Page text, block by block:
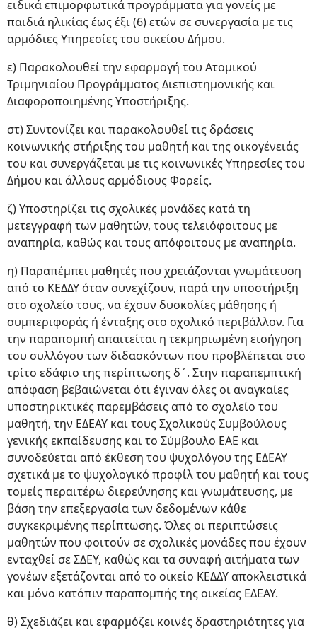
ειδικά επιμορφωτικά προγράμματα για γονείς με
παιδιά ηλικίας έως έξι (6) ετών σε συνεργασία με τις
αρμόδιες Υπηρεσίες του οικείου Δήμου.
ε) Παρακολουθεί την εφαρμογή του Ατομικού
Τριμηνιαίου Προγράμματος Διεπιστημονικής και
Διαφοροποιημένης Υποστήριξης.
στ) Συντονίζει και παρακολουθεί τις δράσεις
κοινωνικής στήριξης του μαθητή και της οικογένειάς
του και συνεργάζεται με τις κοινωνικές Υπηρεσίες του
Δήμου και άλλους αρμόδιους Φορείς.
ζ) Υποστηρίζει τις σχολικές μονάδες κατά τη
μετεγγραφή των μαθητών, τους τελειόφοιτους με
αναπηρία, καθώς και τους απόφοιτους με αναπηρία.
η) Παραπέμπει μαθητές που χρειάζονται γνωμάτευση
από το ΚΕΔΔΥ όταν συνεχίζουν, παρά την υποστήριξη
στο σχολείο τους, να έχουν δυσκολίες μάθησης ή
συμπεριφοράς ή ένταξης στο σχολικό περιβάλλον. Για
την παραπομπή απαιτείται η τεκμηριωμένη εισήγηση
του συλλόγου των διδασκόντων που προβλέπεται στο
τρίτο εδάφιο της περίπτωσης δ΄. Στην παραπεμπτική
απόφαση βεβαιώνεται ότι έγιναν όλες οι αναγκαίες
υποστηρικτικές παρεμβάσεις από το σχολείο του
μαθητή, την ΕΔΕΑΥ και τους Σχολικούς Συμβούλους
γενικής εκπαίδευσης και το Σύμβουλο ΕΑΕ και
συνοδεύεται από έκθεση του ψυχολόγου της ΕΔΕΑΥ
σχετικά με το ψυχολογικό προφίλ του μαθητή και τους
τομείς περαιτέρω διερεύνησης και γνωμάτευσης, με
βάση την επεξεργασία των δεδομένων κάθε
συγκεκριμένης περίπτωσης. Όλες οι περιπτώσεις
μαθητών που φοιτούν σε σχολικές μονάδες που έχουν
ενταχθεί σε ΣΔΕΥ, καθώς και τα συναφή αιτήματα των
γονέων εξετάζονται από το οικείο ΚΕΔΔΥ αποκλειστικά
και μόνο κατόπιν παραπομπής της οικείας ΕΔΕΑΥ.
θ) Σχεδιάζει και εφαρμόζει κοινές δραστηριότητες για